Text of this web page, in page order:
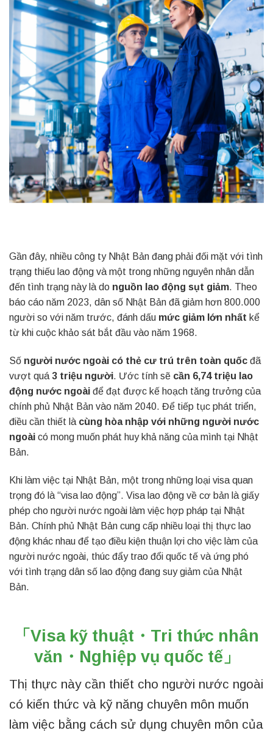
Gần đây, nhiều công ty Nhật Bản đang phải đối mặt với tình
trạng thiếu lao động và một trong những nguyên nhân dẫn
đến tình trạng này là do nguồn lao động sụt giảm. Theo
báo cáo năm 2023, dân số Nhật Bản đã giảm hơn 800.000
người so với năm trước, đánh dấu mức giảm lớn nhất kể
từ khi cuộc khảo sát bắt đầu vào năm 1968.
Số người nước ngoài có thẻ cư trú trên toàn quốc đã
vượt quá 3 triệu người. Ước tính sẽ cần 6,74 triệu lao
động nước ngoài để đạt được kế hoạch tăng trưởng của
chính phủ Nhật Bản vào năm 2040. Để tiếp tục phát triển,
điều cần thiết là cùng hòa nhập với những người nước
ngoài có mong muốn phát huy khả năng của mình tại Nhật
Bản.
Khi làm việc tại Nhật Bản, một trong những loại visa quan
trọng đó là “visa lao động”. Visa lao động về cơ bản là giấy
phép cho người nước ngoài làm việc hợp pháp tại Nhật
Bản. Chính phủ Nhật Bản cung cấp nhiều loại thị thực lao
động khác nhau để tạo điều kiện thuận lợi cho việc làm của
người nước ngoài, thúc đẩy trao đổi quốc tế và ứng phó
với tình trạng dân số lao động đang suy giảm của Nhật
Bản.
「Visa kỹ thuật・Tri thức nhân
văn・Nghiệp vụ quốc tế」
Thị thực này cần thiết cho người nước ngoài
có kiến ​​thức và kỹ năng chuyên môn muốn
làm việc bằng cách sử dụng chuyên môn của